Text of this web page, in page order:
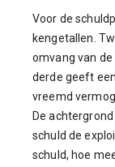
Voor de
kengetallen.
omvang van
derde geeft
vreemd
De
schuld de
schuld, hoe